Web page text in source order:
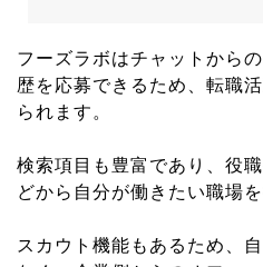
フーズラボはチャットから
歴を応募できるため、転職
られます。
検索項目も豊富であり、役
どから自分が働きたい職場を
スカウト機能もあるため、